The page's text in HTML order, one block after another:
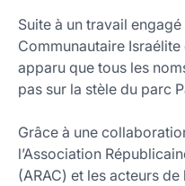
Suite à un travail
Communautaire
apparu que tous les
pas sur la stèle du parc
Grâce à une
l’Association
(ARAC) et les acteurs